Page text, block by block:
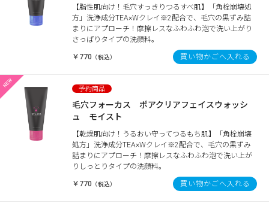
【脂性肌向け！毛穴すっきりつるすべ肌】「角栓崩壊処
方」洗浄成分TEA×Wクレイ※2配合で、毛穴の黒ずみ詰
まりにアプローチ！摩擦レスなふわふわ泡で洗い上がり
さっぱりタイプの洗顔料。
￥770 （税込） 買い物かごへ入れる
毛穴フォーカス ポアクリアフェイスウォッシ
ュ モイスト
【乾燥肌向け！うるおい守ってつるもち肌】「角栓崩壊
処方」洗浄成分TEA×Wクレイ※2配合で、毛穴の黒ずみ
詰まりにアプローチ！摩擦レスなふわふわ泡で洗い上が
りしっとりタイプの洗顔料。
￥770 （税込） 買い物かごへ入れる